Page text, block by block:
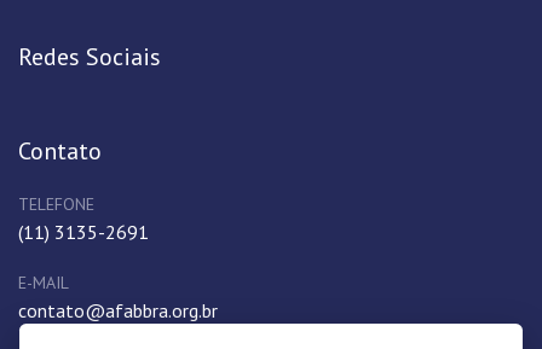
Redes Sociais
Contato
TELEFONE
(11) 3135-2691
E-MAIL
contato@afabbra.org.br